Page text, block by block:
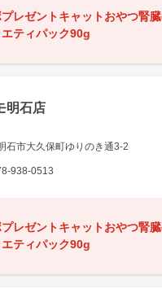
プレゼントキャットおやつ腎
ティパック90g
明石店
石市大久保町ゆりのき通3-2
938-0513
プレゼントキャットおやつ腎
ティパック90g